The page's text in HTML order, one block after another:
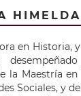
en Historia,
la Maestría en
Sociales, y